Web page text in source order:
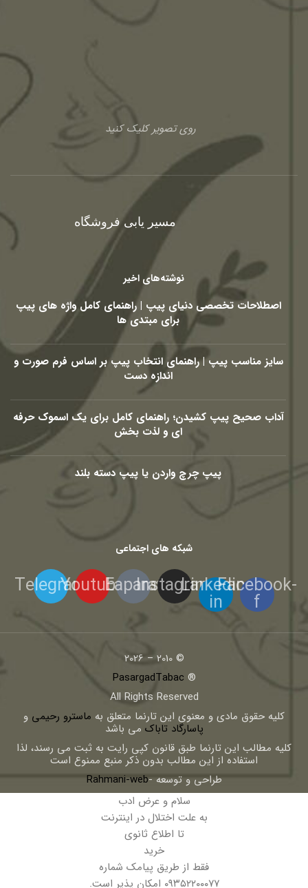
روی تصویر کلیک کنید
مسیر یابی فروشگاه
نوشته‌های اخیر
اصطلاحات تخصصی دنیای پیپ | راهنمای کامل واژه های پیپ
برای مبتدی ها
سایز مناسب پیپ | راهنمای انتخاب پیپ بر اساس فرم صورت و
اندازه دست
آداب صحیح پیپ کشیدن؛ راهنمای کامل برای یک اسموک حرفه
ای و لذت بخش
پیپ چرچ واردن یا پیپ دسته بلند
شبکه های اجتماعی
Facebook-
f
Linkedin-
in
Instagram
Eaparat
Youtube
Telegram
© 2010 – 2026
®
PasargadTabac
All Rights Reserved
كليه حقوق مادی و معنوی اين تارنما متعلق به ماسترو رحیمی و
پاسارگاد تاباک می باشد
کلیه مطالب این تارنما طبق قانون کپی رایت به ثبت می رسند، لذا
استفاده از این مطالب بدون ذکر منبع ممنوع است
طراحی و توسعه -Rahmani-web
سلام و عرض ادب
به علت اختلال در اینترنت
تا اطلاع ثانوی
خرید
فقط از طریق پیامک شماره
۰۹۳۵۲۲۰۰۰۷۷ امکان پذیر است.